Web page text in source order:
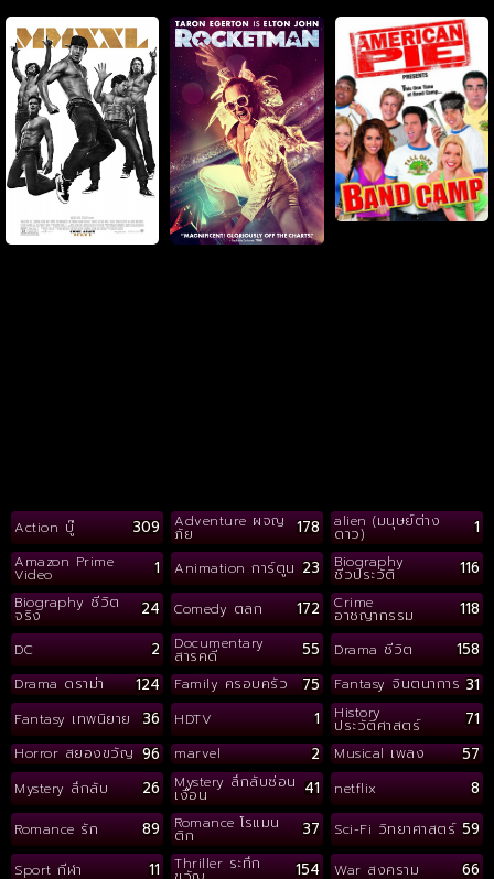
Action บู๊ 309 Adventure ผจญ
ภัย 178 alien (มนุษย์ต่าง
ดาว) 1
Amazon Prime
Video 1 Animation การ์ตูน 23 Biography
ชีวประวัติ 116
Biography ชีวิต
จริง 24 Comedy ตลก 172 Crime
อาชญากรรม 118
DC 2 Documentary
สารคดี 55 Drama ชีวิต 158
Drama ดราม่า 124 Family ครอบครัว 75 Fantasy จินตนาการ 31
Fantasy เทพนิยาย 36 HDTV 1 History
ประวัติศาสตร์ 71
Horror สยองขวัญ 96 marvel 2 Musical เพลง 57
Mystery ลึกลับ 26 Mystery ลึกลับซ่อน
เงื่อน 41 netflix 8
Romance รัก 89 Romance โรแมน
ติก 37 Sci-Fi วิทยาศาสตร์ 59
Sport กีฬา 11 Thriller ระทึก 154 War สงคราม 66